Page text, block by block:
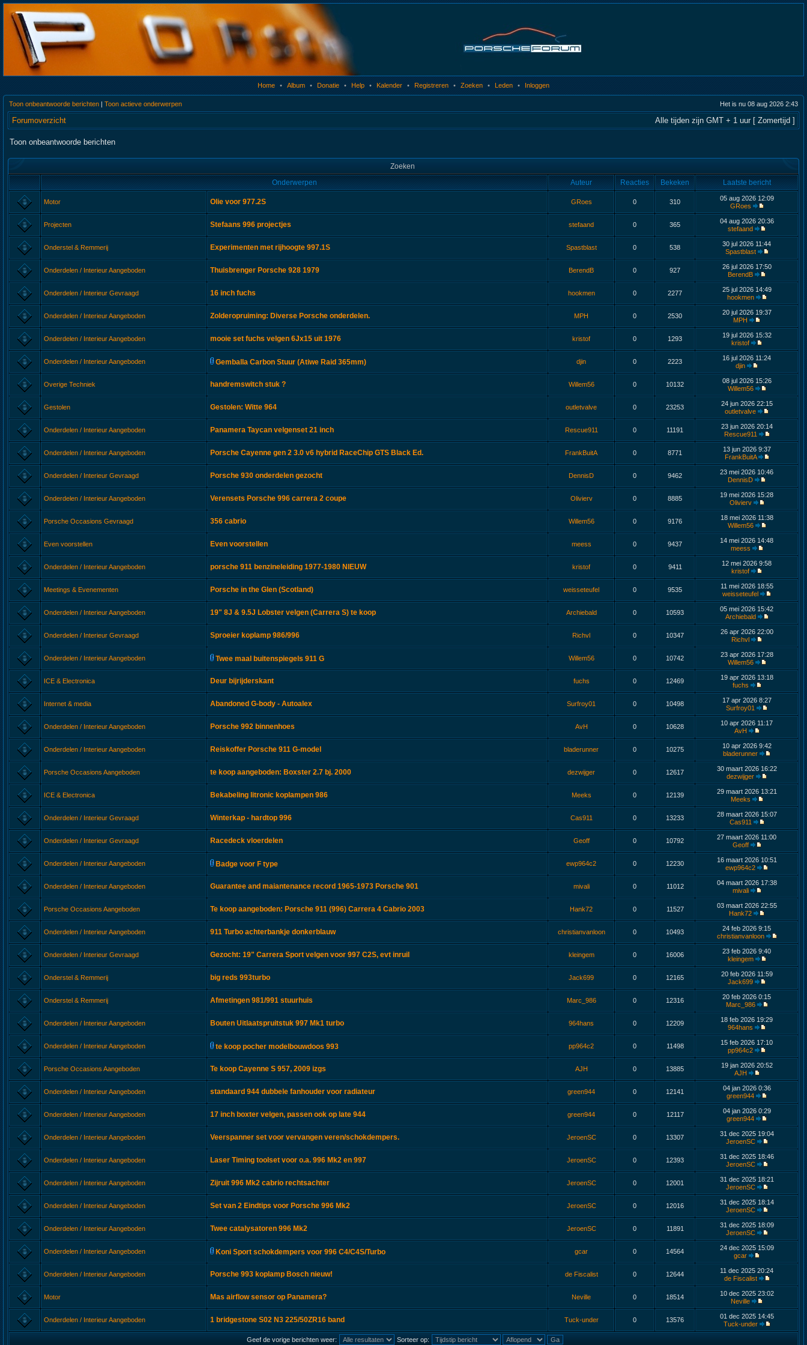
Home • Album • Donatie • Help • Kalender • Registreren • Zoeken • Leden • Inloggen
Toon onbeantwoorde berichten | Toon actieve onderwerpen Het is nu 08 aug 2026 2:43
Forumoverzicht Alle tijden zijn GMT + 1 uur [ Zomertijd ]
Toon onbeantwoorde berichten
Zoeken
Onderwerpen
Auteur Reacties Bekeken Laatste bericht
Motor Olie voor 977.2S GRoes 0 310
05 aug 2026 12:09
GRoes
Projecten Stefaans 996 projectjes stefaand 0 365
04 aug 2026 20:36
stefaand
Onderstel & Remmerij Experimenten met rijhoogte 997.1S Spastblast 0 538
30 jul 2026 11:44
Spastblast
Onderdelen / Interieur Aangeboden Thuisbrenger Porsche 928 1979 BerendB 0 927
26 jul 2026 17:50
BerendB
Onderdelen / Interieur Gevraagd 16 inch fuchs hookmen 0 2277
25 jul 2026 14:49
hookmen
Onderdelen / Interieur Aangeboden Zolderopruiming: Diverse Porsche onderdelen. MPH 0 2530
20 jul 2026 19:37
MPH
Onderdelen / Interieur Aangeboden mooie set fuchs velgen 6Jx15 uit 1976 kristof 0 1293
19 jul 2026 15:32
kristof
Onderdelen / Interieur Aangeboden Gemballa Carbon Stuur (Atiwe Raid 365mm) djin 0 2223
16 jul 2026 11:24
djin
Overige Techniek handremswitch stuk ? Willem56 0 10132
08 jul 2026 15:26
Willem56
Gestolen Gestolen: Witte 964 outletvalve 0 23253
24 jun 2026 22:15
outletvalve
Onderdelen / Interieur Aangeboden Panamera Taycan velgenset 21 inch Rescue911 0 11191
23 jun 2026 20:14
Rescue911
Onderdelen / Interieur Aangeboden Porsche Cayenne gen 2 3.0 v6 hybrid RaceChip GTS Black Ed. FrankBuitA 0 8771
13 jun 2026 9:37
FrankBuitA
Onderdelen / Interieur Gevraagd Porsche 930 onderdelen gezocht DennisD 0 9462
23 mei 2026 10:46
DennisD
Onderdelen / Interieur Aangeboden Verensets Porsche 996 carrera 2 coupe Olivierv 0 8885
19 mei 2026 15:28
Olivierv
Porsche Occasions Gevraagd 356 cabrio Willem56 0 9176
18 mei 2026 11:38
Willem56
Even voorstellen Even voorstellen meess 0 9437
14 mei 2026 14:48
meess
Onderdelen / Interieur Aangeboden porsche 911 benzineleiding 1977-1980 NIEUW kristof 0 9411
12 mei 2026 9:58
kristof
Meetings & Evenementen Porsche in the Glen (Scotland) weisseteufel 0 9535
11 mei 2026 18:55
weisseteufel
Onderdelen / Interieur Aangeboden 19" 8J & 9.5J Lobster velgen (Carrera S) te koop Archiebald 0 10593
05 mei 2026 15:42
Archiebald
Onderdelen / Interieur Gevraagd Sproeier koplamp 986/996 Richvl 0 10347
26 apr 2026 22:00
Richvl
Onderdelen / Interieur Aangeboden Twee maal buitenspiegels 911 G Willem56 0 10742
23 apr 2026 17:28
Willem56
ICE & Electronica Deur bijrijderskant fuchs 0 12469
19 apr 2026 13:18
fuchs
Internet & media Abandoned G-body - Autoalex Surfroy01 0 10498
17 apr 2026 8:27
Surfroy01
Onderdelen / Interieur Aangeboden Porsche 992 binnenhoes AvH 0 10628
10 apr 2026 11:17
AvH
Onderdelen / Interieur Aangeboden Reiskoffer Porsche 911 G-model bladerunner 0 10275
10 apr 2026 9:42
bladerunner
Porsche Occasions Aangeboden te koop aangeboden: Boxster 2.7 bj. 2000 dezwijger 0 12617
30 maart 2026 16:22
dezwijger
ICE & Electronica Bekabeling litronic koplampen 986 Meeks 0 12139
29 maart 2026 13:21
Meeks
Onderdelen / Interieur Gevraagd Winterkap - hardtop 996 Cas911 0 13233
28 maart 2026 15:07
Cas911
Onderdelen / Interieur Gevraagd Racedeck vloerdelen Geoff 0 10792
27 maart 2026 11:00
Geoff
Onderdelen / Interieur Aangeboden Badge voor F type ewp964c2 0 12230
16 maart 2026 10:51
ewp964c2
Onderdelen / Interieur Aangeboden Guarantee and maiantenance record 1965-1973 Porsche 901 mivali 0 11012
04 maart 2026 17:38
mivali
Porsche Occasions Aangeboden Te koop aangeboden: Porsche 911 (996) Carrera 4 Cabrio 2003 Hank72 0 11527
03 maart 2026 22:55
Hank72
Onderdelen / Interieur Aangeboden 911 Turbo achterbankje donkerblauw christianvanloon 0 10493
24 feb 2026 9:15
christianvanloon
Onderdelen / Interieur Gevraagd Gezocht: 19" Carrera Sport velgen voor 997 C2S, evt inruil kleingem 0 16006
23 feb 2026 9:40
kleingem
Onderstel & Remmerij big reds 993turbo Jack699 0 12165
20 feb 2026 11:59
Jack699
Onderstel & Remmerij Afmetingen 981/991 stuurhuis Marc_986 0 12316
20 feb 2026 0:15
Marc_986
Onderdelen / Interieur Aangeboden Bouten Uitlaatspruitstuk 997 Mk1 turbo 964hans 0 12209
18 feb 2026 19:29
964hans
Onderdelen / Interieur Aangeboden te koop pocher modelbouwdoos 993 pp964c2 0 11498
15 feb 2026 17:10
pp964c2
Porsche Occasions Aangeboden Te koop Cayenne S 957, 2009 izgs AJH 0 13885
19 jan 2026 20:52
AJH
Onderdelen / Interieur Aangeboden standaard 944 dubbele fanhouder voor radiateur green944 0 12141
04 jan 2026 0:36
green944
Onderdelen / Interieur Aangeboden 17 inch boxter velgen, passen ook op late 944 green944 0 12117
04 jan 2026 0:29
green944
Onderdelen / Interieur Aangeboden Veerspanner set voor vervangen veren/schokdempers. JeroenSC 0 13307
31 dec 2025 19:04
JeroenSC
Onderdelen / Interieur Aangeboden Laser Timing toolset voor o.a. 996 Mk2 en 997 JeroenSC 0 12393
31 dec 2025 18:46
JeroenSC
Onderdelen / Interieur Aangeboden Zijruit 996 Mk2 cabrio rechtsachter JeroenSC 0 12001
31 dec 2025 18:21
JeroenSC
Onderdelen / Interieur Aangeboden Set van 2 Eindtips voor Porsche 996 Mk2 JeroenSC 0 12016
31 dec 2025 18:14
JeroenSC
Onderdelen / Interieur Aangeboden Twee catalysatoren 996 Mk2 JeroenSC 0 11891
31 dec 2025 18:09
JeroenSC
Onderdelen / Interieur Aangeboden Koni Sport schokdempers voor 996 C4/C4S/Turbo gcar 0 14564
24 dec 2025 15:09
gcar
Onderdelen / Interieur Aangeboden Porsche 993 koplamp Bosch nieuw! de Fiscalist 0 12644
11 dec 2025 20:24
de Fiscalist
Motor Mas airflow sensor op Panamera? Neville 0 18514
10 dec 2025 23:02
Neville
Onderdelen / Interieur Aangeboden 1 bridgestone S02 N3 225/50ZR16 band Tuck-under 0 13576
01 dec 2025 14:45
Tuck-under
Geef de vorige berichten weer: Sorteer op: